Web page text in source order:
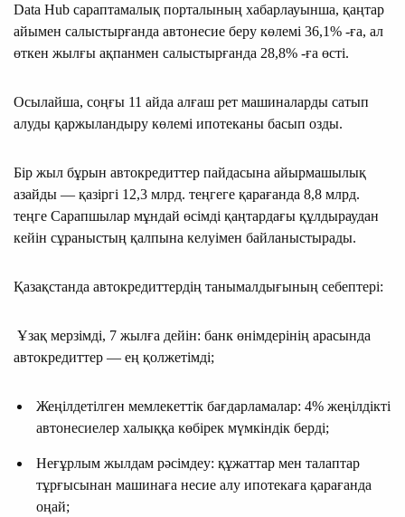
Data Hub сараптамалық порталының хабарлауынша, қаңтар
айымен салыстырғанда автонесие беру көлемі 36,1% -ға, ал
өткен жылғы ақпанмен салыстырғанда 28,8% -ға өсті.
Осылайша, соңғы 11 айда алғаш рет машиналарды сатып
алуды қаржыландыру көлемі ипотеканы басып озды.
Бір жыл бұрын автокредиттер пайдасына айырмашылық
азайды — қазіргі 12,3 млрд. теңгеге қарағанда 8,8 млрд.
теңге Сарапшылар мұндай өсімді қаңтардағы құлдыраудан
кейін сұраныстың қалпына келуімен байланыстырады.
Қазақстанда автокредиттердің танымалдығының себептері:
Ұзақ мерзімді, 7 жылға дейін: банк өнімдерінің арасында
автокредиттер — ең қолжетімді;
Жеңілдетілген мемлекеттік бағдарламалар: 4% жеңілдікті
автонесиелер халыққа көбірек мүмкіндік берді;
Неғұрлым жылдам рәсімдеу: құжаттар мен талаптар
тұрғысынан машинаға несие алу ипотекаға қарағанда
оңай;